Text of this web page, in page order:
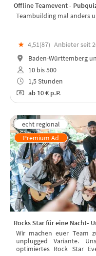
Offline Teamevent -
Teambuilding mal anders
★ 4,51(87) Anbieter seit
Baden-Württemberg
10 bis 500
1,5 Stunden
ab10 € p.P.
Rocks Star für eine Nacht-
Wir machen euer Team
unplugged Variante.
optimiertes Rock Star